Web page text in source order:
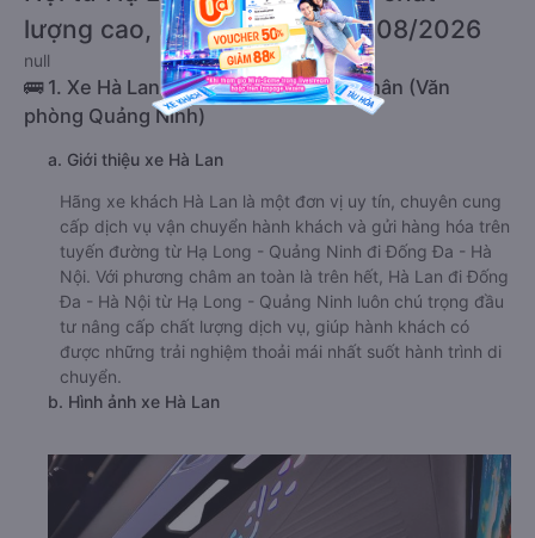
lượng cao, uy tín, giá rẻ nhất 08/2026
null
🚌 1. Xe Hà Lan khởi hành tại 315 Lê Chân (Văn
phòng Quảng Ninh)
a. Giới thiệu xe Hà Lan
Hãng xe khách Hà Lan là một đơn vị uy tín, chuyên cung
cấp dịch vụ vận chuyển hành khách và gửi hàng hóa trên
tuyến đường từ Hạ Long - Quảng Ninh đi Đống Đa - Hà
Nội. Với phương châm an toàn là trên hết, Hà Lan đi Đống
Đa - Hà Nội từ Hạ Long - Quảng Ninh luôn chú trọng đầu
tư nâng cấp chất lượng dịch vụ, giúp hành khách có
được những trải nghiệm thoải mái nhất suốt hành trình di
chuyển.
b. Hình ảnh xe Hà Lan